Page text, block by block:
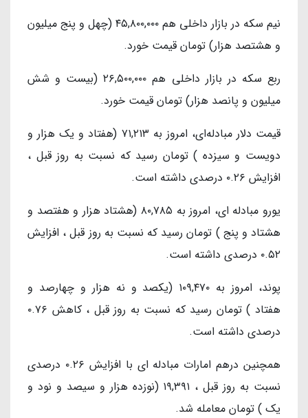
نیم سکه در بازار داخلی هم ۴۵,۸۰۰,۰۰۰ (چهل و پنج میلیون
و هشتصد هزار) تومان قیمت خورد.
ربع سکه در بازار داخلی هم ۲۶,۵۰۰,۰۰۰ (بیست و شش
میلیون و پانصد هزار) تومان قیمت خورد.
قیمت دلار مبادله‌ای، امروز به ۷۱,۲۱۳ (هفتاد و یک هزار و
دویست و سیزده ) تومان رسید که نسبت به روز قبل ،
افزایش ۰.۲۶ درصدی داشته است.
یورو مبادله ای، امروز به ۸۰,۷۸۵ (هشتاد هزار و هفتصد و
هشتاد و پنج ) تومان رسید که نسبت به روز قبل ، افزایش
۰.۵۲ درصدی داشته است.
پوند، امروز به ۱۰۹,۴۷۰ (یکصد و نه هزار و چهارصد و
هفتاد ) تومان رسید که نسبت به روز قبل ، کاهش ۰.۷۶
درصدی داشته است.
همچنین درهم امارات مبادله ای با افزایش ۰.۲۶ درصدی
نسبت به روز قبل ، ۱۹,۳۹۱ (نوزده هزار و سیصد و نود و
یک ) تومان معامله شد.